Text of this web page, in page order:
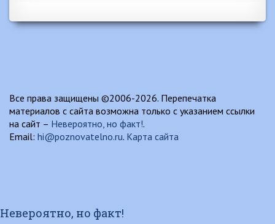
Все права защищены ©2006-2026. Перепечатка
материалов с сайта возможна только с указанием ссылки
на сайт – Невероятно, но факт!.
Email: hi@poznovatelno.ru. Карта сайта
Невероятно, но факт!